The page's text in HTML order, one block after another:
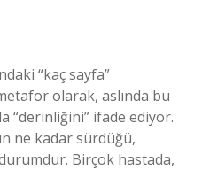
“kaç sayfa”
olarak, aslında bu
“derinliğini” ifade ediyor.
ne kadar sürdüğü,
Birçok hastada,